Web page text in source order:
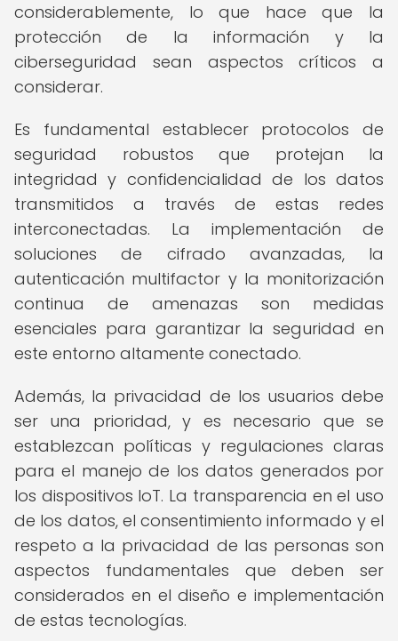
considerablemente, lo que hace que la
protección de la información y la
ciberseguridad sean aspectos críticos a
considerar.
Es fundamental establecer protocolos de
seguridad robustos que protejan la
integridad y confidencialidad de los datos
transmitidos a través de estas redes
interconectadas. La implementación de
soluciones de cifrado avanzadas, la
autenticación multifactor y la monitorización
continua de amenazas son medidas
esenciales para garantizar la seguridad en
este entorno altamente conectado.
Además, la privacidad de los usuarios debe
ser una prioridad, y es necesario que se
establezcan políticas y regulaciones claras
para el manejo de los datos generados por
los dispositivos IoT. La transparencia en el uso
de los datos, el consentimiento informado y el
respeto a la privacidad de las personas son
aspectos fundamentales que deben ser
considerados en el diseño e implementación
de estas tecnologías.